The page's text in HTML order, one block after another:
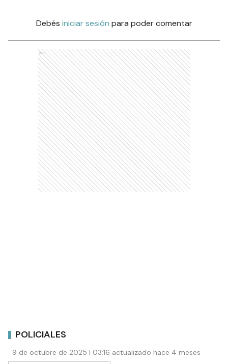
Debés iniciar sesión para poder comentar
Ads
POLICIALES
9 de octubre de 2025 | 03:16 actualizado hace 4 meses